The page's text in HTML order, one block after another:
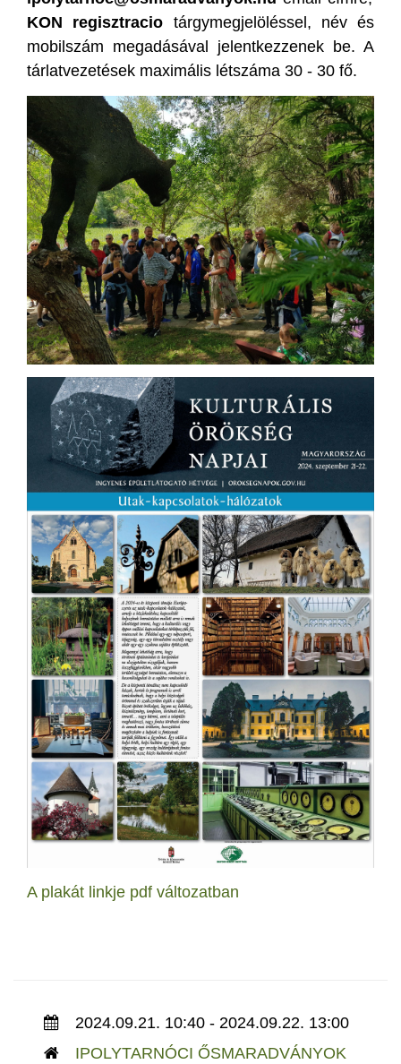
KON regisztracio tárgymegjelöléssel, név és
mobilszám megadásával jelentkezzenek be. A
tárlatvezetések maximális létszáma 30 - 30 fő.
A plakát linkje pdf változatban
2024.09.21. 10:40 - 2024.09.22. 13:00
IPOLYTARNÓCI ŐSMARADVÁNYOK